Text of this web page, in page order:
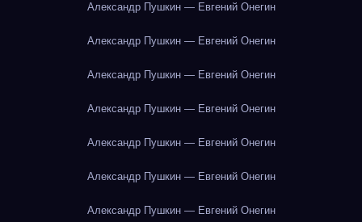
Александр Пушкин — Евгений Онегин
Александр Пушкин — Евгений Онегин
Александр Пушкин — Евгений Онегин
Александр Пушкин — Евгений Онегин
Александр Пушкин — Евгений Онегин
Александр Пушкин — Евгений Онегин
Александр Пушкин — Евгений Онегин